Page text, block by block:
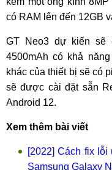
có RAM lên đến 12GB
GT Neo3 dự kiến ​​sẽ
4500mAh có khả
khác của thiết bị sẽ có
sẽ được cài đặt sẵn
Android 12.
Xem thêm bài viết
[2022] Cách fix
Samsung Galaxy